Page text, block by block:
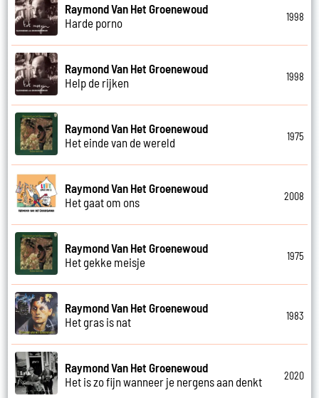
Raymond Van Het Groenewoud
Harde porno
1998
Raymond Van Het Groenewoud
Help de rijken
1998
Raymond Van Het Groenewoud
Het einde van de wereld
1975
Raymond Van Het Groenewoud
Het gaat om ons
2008
Raymond Van Het Groenewoud
Het gekke meisje
1975
Raymond Van Het Groenewoud
Het gras is nat
1983
Raymond Van Het Groenewoud
Het is zo fijn wanneer je nergens aan denkt
2020